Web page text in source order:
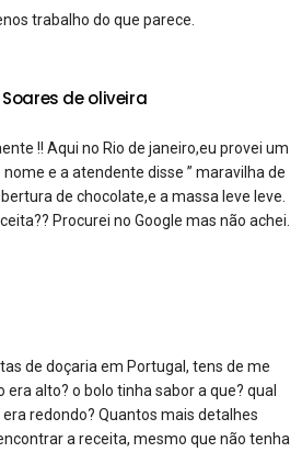
trabalho do que parece.
de oliveira
!! Aqui no Rio de janeiro,eu provei um
e a atendente disse ” maravilha de
de chocolate,e a massa leve leve.
Procurei no Google mas não achei.
de doçaria em Portugal, tens de me
alto? o bolo tinha sabor a que? qual
redondo? Quantos mais detalhes
a receita, mesmo que não tenha